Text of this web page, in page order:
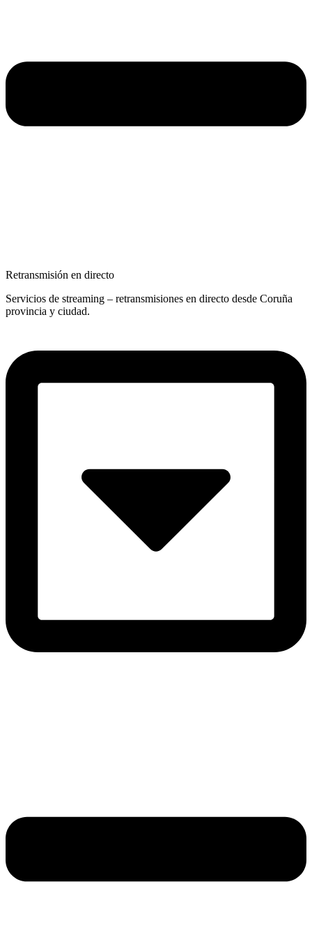
Retransmisión en directo
Servicios de streaming – retransmisiones en directo desde Coruña
provincia y ciudad.